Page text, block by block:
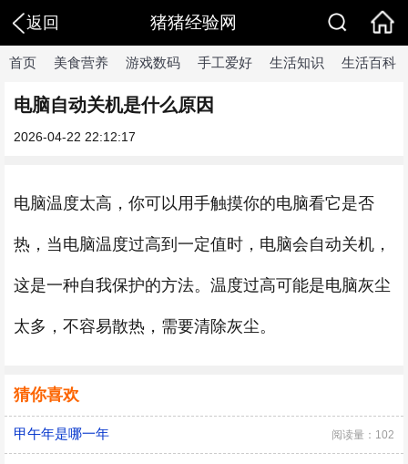
返回 猪猪经验网
首页 美食营养 游戏数码 手工爱好 生活知识 生活百科
电脑自动关机是什么原因
2026-04-22 22:12:17
电脑温度太高，你可以用手触摸你的电脑看它是否
热，当电脑温度过高到一定值时，电脑会自动关机，
这是一种自我保护的方法。温度过高可能是电脑灰尘
太多，不容易散热，需要清除灰尘。
猜你喜欢
甲午年是哪一年 阅读量：102